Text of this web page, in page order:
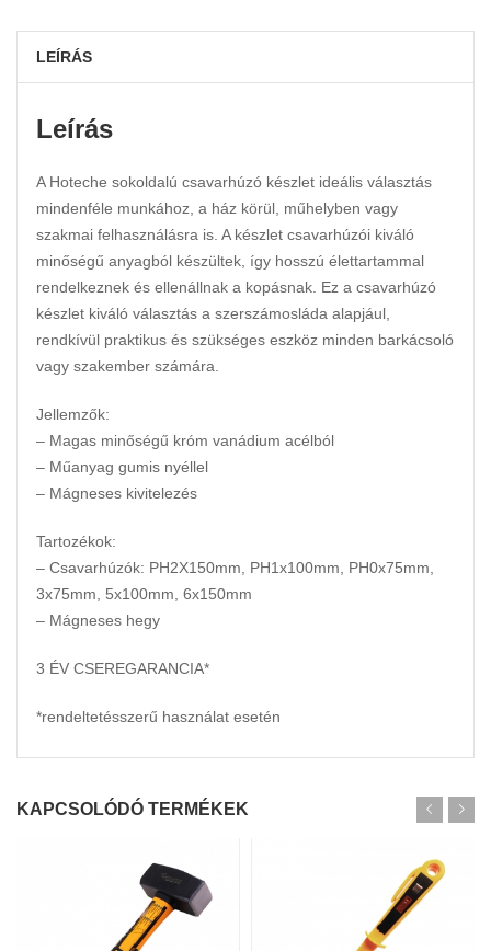
LEÍRÁS
Leírás
A Hoteche sokoldalú csavarhúzó készlet ideális választás
mindenféle munkához, a ház körül, műhelyben vagy
szakmai felhasználásra is. A készlet csavarhúzói kiváló
minőségű anyagból készültek, így hosszú élettartammal
rendelkeznek és ellenállnak a kopásnak. Ez a csavarhúzó
készlet kiváló választás a szerszámosláda alapjául,
rendkívül praktikus és szükséges eszköz minden barkácsoló
vagy szakember számára.
Jellemzők:
– Magas minőségű króm vanádium acélból
– Műanyag gumis nyéllel
– Mágneses kivitelezés
Tartozékok:
– Csavarhúzók: PH2X150mm, PH1x100mm, PH0x75mm,
3x75mm, 5x100mm, 6x150mm
– Mágneses hegy
3 ÉV CSEREGARANCIA*
*rendeltetésszerű használat esetén
KAPCSOLÓDÓ TERMÉKEK